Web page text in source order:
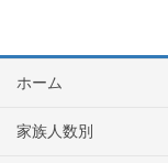
ホーム
家族人数別